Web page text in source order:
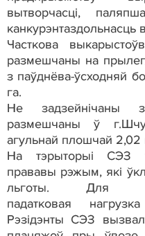
вытворчасці,
канкурэнтаздольнасць
Часткова
размешчаны на
з паўднёва-ўсходняй
га.
Не задзейнічаны
размешчаны ў
агульнай плошчай 2,02
На тэрыторыі СЭЗ
прававы рэжым, які
льготы. Для
падатковая
Рэзідэнты СЭЗ